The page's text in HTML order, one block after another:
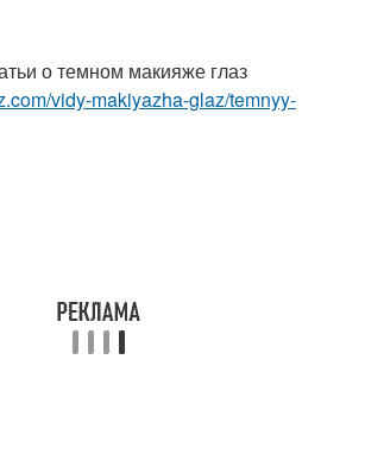
о темном макияже глаз
vidy-makiyazha-glaz/temnyy-